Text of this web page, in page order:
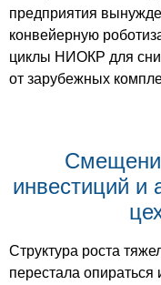
предприятия
конвейерную
циклы НИОКР для
от зарубежных
инвестиций и
Структура роста
перестала опираться